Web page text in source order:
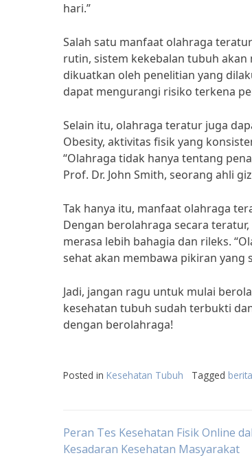
hari.”
Salah satu manfaat olahraga
rutin, sistem kekebalan tubuh
dikuatkan oleh penelitian yang
dapat mengurangi risiko terkena
Selain itu, olahraga teratur juga
Obesity, aktivitas fisik yang
“Olahraga tidak hanya tentang
Prof. Dr. John Smith, seorang ahli
Tak hanya itu, manfaat olahraga
Dengan berolahraga secara
merasa lebih bahagia dan rileks.
sehat akan membawa pikiran yang
Jadi, jangan ragu untuk mulai
kesehatan tubuh sudah terbukti
dengan berolahraga!
Posted in Kesehatan Tubuh Tagged
Post
Peran Tes Kesehatan Fisik Online
Kesadaran Kesehatan Masyarakat